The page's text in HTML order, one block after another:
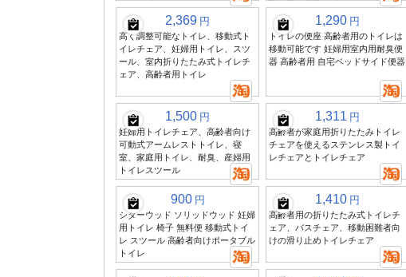
2,369 円
高く調整可能なトイレ、移動式ト
イレチェア、妊婦用トイレ、スツ
ール、室内折りたたみ式トイレチ
ェア、高齢者用トイレ
1,290 円
トイレの便座 高齢者用のトイレは
移動可能です 妊婦用室内用耐臭便
器 高齢者用 自宅ベッドサイド便器
1,500 円
妊婦用トイレチェア、高齢者向け
可動式アームレストトイレ、寝
室、家庭用トイレ、耐臭、産婦用
トイレスツール
1,311 円
高齢者が家庭用折りたたみトイレ
チェアを使えるステンレス製トイ
レチェアとトイレチェア
900 円
シダーウッド ソリッドウッド 妊婦
用トイレ 椅子 無料便 移動式トイ
レ スツール 高齢者向けポータブル
トイレ
1,410 円
高齢者用の折りたたみ式トイレチ
ェア、バスチェア、移動困難者向
けの滑り止めトイレチェア